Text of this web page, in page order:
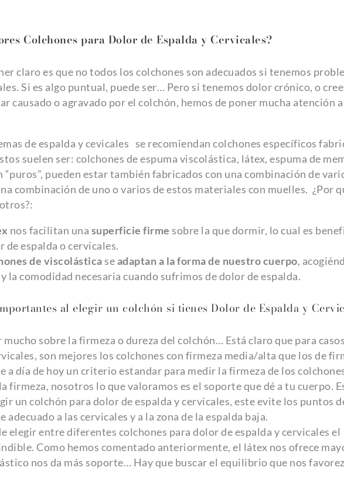
Colchones para Dolor de Espalda y Cervicales?
claro es que no todos los colchones son adecuados si tenemos
Si es algo puntual, puede ser… Pero si tenemos dolor crónico, o
causado o agravado por el colchón, hemos de poner mucha atención a
de espalda y cevicales se recomiendan colchones específicos
suelen ser: colchones de espuma viscolástica, látex, espuma de
“puros”, pueden estar también fabricados con una combinación de
combinación de uno o varios de estos materiales con muelles. ¿Por
nos facilitan una superficie firme sobre la que dormir, lo cual es
de espalda o cervicales.
de viscolásticaseadaptan a la forma de nuestro cuerpo,
la comodidad necesaria cuando sufrimos de dolor de espalda.
al elegir un colchón si tienes Dolor de Espalda y
mucho sobre la firmeza o dureza del colchón… Está claro que para
son mejores los colchones con firmeza media/alta que los de
a día de hoy un criterio estandar para medir la firmeza de los
firmeza, nosotros lo que valoramos es el soporte que dé a tu cuerpo.
un colchón para dolor de espalda y cervicales, este evite los puntos
adecuado a las cervicales y a la zona de la espalda baja.
elegir entre diferentes colchones para dolor de espalda y cervicales el
Como hemos comentado anteriormente, el látex nos ofrece
nos da más soporte… Hay que buscar el equilibrio que nos